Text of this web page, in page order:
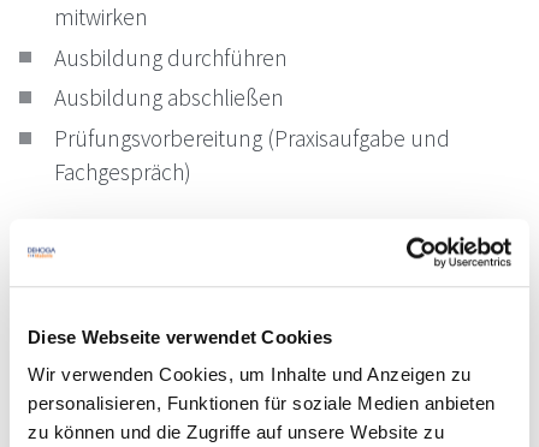
Diese Webseite verwendet Cookies
Wir verwenden Cookies, um Inhalte und Anzeigen zu
personalisieren, Funktionen für soziale Medien anbieten
zu können und die Zugriffe auf unsere Website zu
mitwirken
Ausbildung durchführen
Ausbildung abschließen
Prüfungsvorbereitung (Praxisaufgabe und
Fachgespräch)
Sonstige Informationen
Dieser Kurs findet jeweils von 09:00 - 17:00 Uhr statt.
Der Kurs umfasst 10 Module nach dem offiziellen
DIHK-Rahmenplan, inklusive eines umfassenden